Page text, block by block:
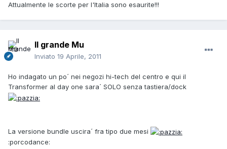
Attualmente le scorte per l'Italia sono esaurite!!!
Il grande Mu
Inviato 19 Aprile, 2011
Ho indagato un po´ nei negozi hi-tech del centro e qui il
Transformer al day one sara´ SOLO senza tastiera/dock
La versione bundle uscira´ fra tipo due mesi
:porcodance: